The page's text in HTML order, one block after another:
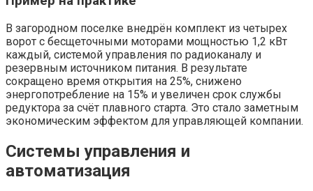
В загородном поселке внедрён комплект из четырех
ворот с бесщеточными моторами мощностью 1,2 кВт
каждый, системой управления по радиоканалу и
резервным источником питания. В результате
сокращено время открытия на 25%, снижено
энергопотребление на 15% и увеличен срок службы
редуктора за счёт плавного старта. Это стало заметным
экономическим эффектом для управляющей компании.
Системы управления и
автоматизация